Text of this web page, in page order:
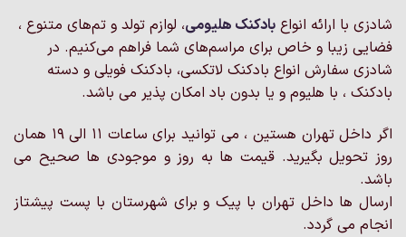
گزینه
ها
ممکن
است
در
محصول
انتخاب
باشد.
گزینه
ها
ممکن
است
صفحه
محصول
شوند
شادزی با ارائه انواع بادکنک‌ هلیومی، لوازم تولد و تم‌های متنوع ،
فضایی زیبا و خاص برای مراسم‌های شما فراهم می‌کنیم. در
شادزی سفارش انواع بادکنک لاتکسی، بادکنک فویلی و دسته
بادکنک ، با هلیوم و یا بدون باد امکان پذیر می باشد.
اگر داخل تهران هستین ، می توانید برای ساعات 11 الی 19 همان
روز تحویل بگیرید. قیمت ها به روز و موجودی ها صحیح می
باشد.
ارسال ها داخل تهران با پیک و برای شهرستان با پست پیشتاز
انجام می گردد.